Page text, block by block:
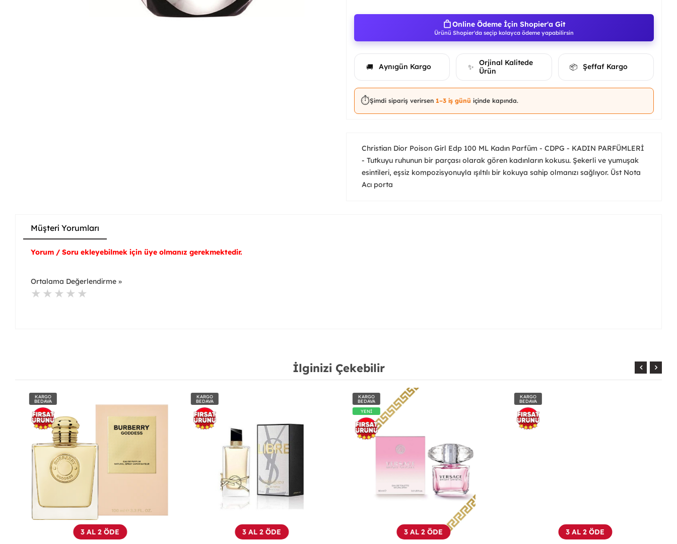
Online Ödeme İçin Shopier'a Git
Ürünü Shopier'da seçip kolayca ödeme yapabilirsin
🚚 Aynıgün Kargo ✨
Orjinal Kalitede
Ürün
📦 Şeffaf Kargo
⏱️Şimdi sipariş verirsen 1–3 iş günü içinde kapında.
Christian Dior Poison Girl Edp 100 ML Kadın Parfüm - CDPG - KADIN PARFÜMLERİ
- Tutkuyu ruhunun bir parçası olarak gören kadınların kokusu. Şekerli ve yumuşak
esintileri, eşsiz kompozisyonuyla ışıltılı bir kokuya sahip olmanızı sağlıyor. Üst Nota
Acı porta
Müşteri Yorumları
Yorum / Soru ekleyebilmek için üye olmanız gerekmektedir.
Ortalama Değerlendirme »
İlginizi Çekebilir
KARGO
BEDAVA
3 AL 2 ÖDE
KARGO
BEDAVA
3 AL 2 ÖDE
KARGO
BEDAVA
YENİ
3 AL 2 ÖDE
KARGO
BEDAVA
3 AL 2 ÖDE